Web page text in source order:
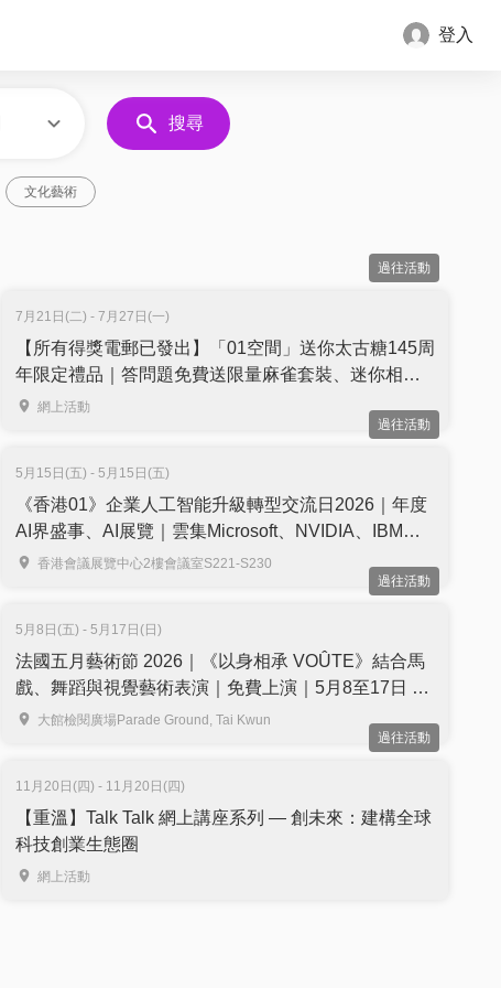
登入
搜尋
文化藝術
過往活動
7月21日(二) - 7月27日(一)
【所有得獎電郵已發出】「01空間」送你太古糖145周
年限定禮品｜答問題免費送限量麻雀套裝、迷你相機
及迷你環保袋｜名額10個
網上活動
過往活動
5月15日(五) - 5月15日(五)
《香港01》企業人工智能升級轉型交流日2026｜年度
AI界盛事、AI展覽｜雲集Microsoft、NVIDIA、IBM等
國際品牌代表同場分享｜免費學ChatGPT、
香港會議展覽中心2樓會議室S221-S230
過往活動
5月8日(五) - 5月17日(日)
法國五月藝術節 2026｜《以身相承 VOÛTE》結合馬
戲、舞蹈與視覺藝術表演｜免費上演｜5月8至17日 大
館檢閱廣場
大館檢閱廣場Parade Ground, Tai Kwun
過往活動
11月20日(四) - 11月20日(四)
【重溫】Talk Talk 網上講座系列 — 創未來：建構全球
科技創業生態圈
網上活動